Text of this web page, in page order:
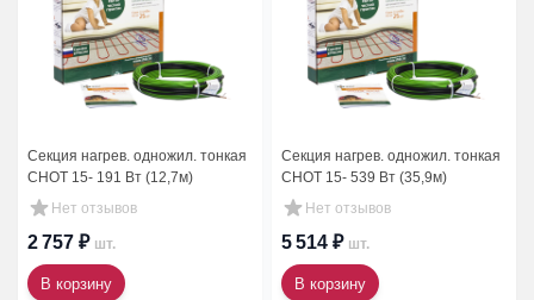
Секция нагрев. одножил. тонкая
СНОТ 15- 191 Вт (12,7м)
Нет отзывов
2 757 ₽ шт.
В корзину
Секция нагрев. одножил. тонкая
СНОТ 15- 539 Вт (35,9м)
Нет отзывов
5 514 ₽ шт.
В корзину